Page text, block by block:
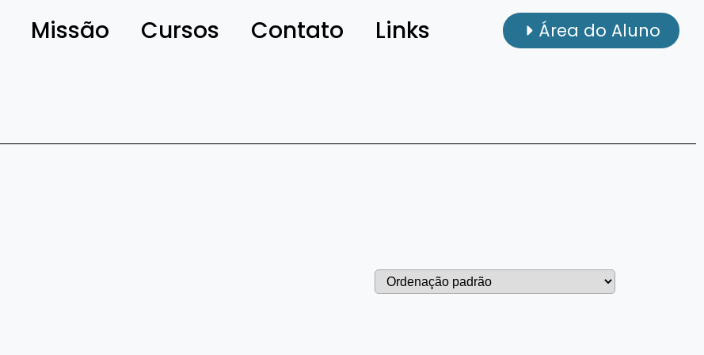
Missão Cursos Contato Links Área do Aluno